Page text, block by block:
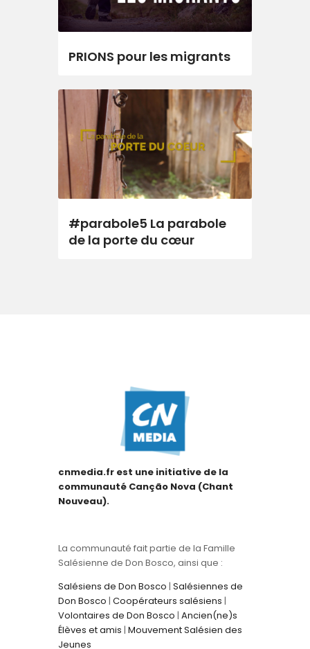
PRIONS pour les migrants
#parabole5 La parabole
de la porte du cœur
cnmedia.fr est une initiative de la
communauté Canção Nova (Chant
Nouveau).
La communauté fait partie de la Famille
Salésienne de Don Bosco, ainsi que :
Salésiens de Don Bosco | Salésiennes de
Don Bosco | Coopérateurs salésiens |
Volontaires de Don Bosco | Ancien(ne)s
Élèves et amis | Mouvement Salésien des
Jeunes